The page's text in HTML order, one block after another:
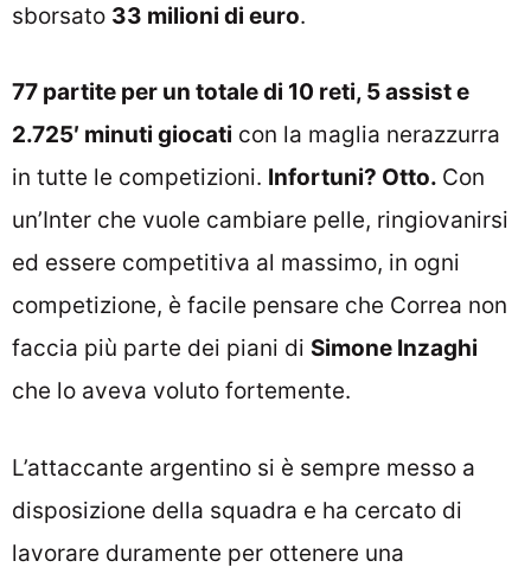
sborsato 33 milioni di euro.
77 partite per un totale di 10 reti, 5 assist e
2.725′ minuti giocati con la maglia nerazzurra
in tutte le competizioni. Infortuni? Otto. Con
un’Inter che vuole cambiare pelle, ringiovanirsi
ed essere competitiva al massimo, in ogni
competizione, è facile pensare che Correa non
faccia più parte dei piani di Simone Inzaghi
che lo aveva voluto fortemente.
L’attaccante argentino si è sempre messo a
disposizione della squadra e ha cercato di
lavorare duramente per ottenere una